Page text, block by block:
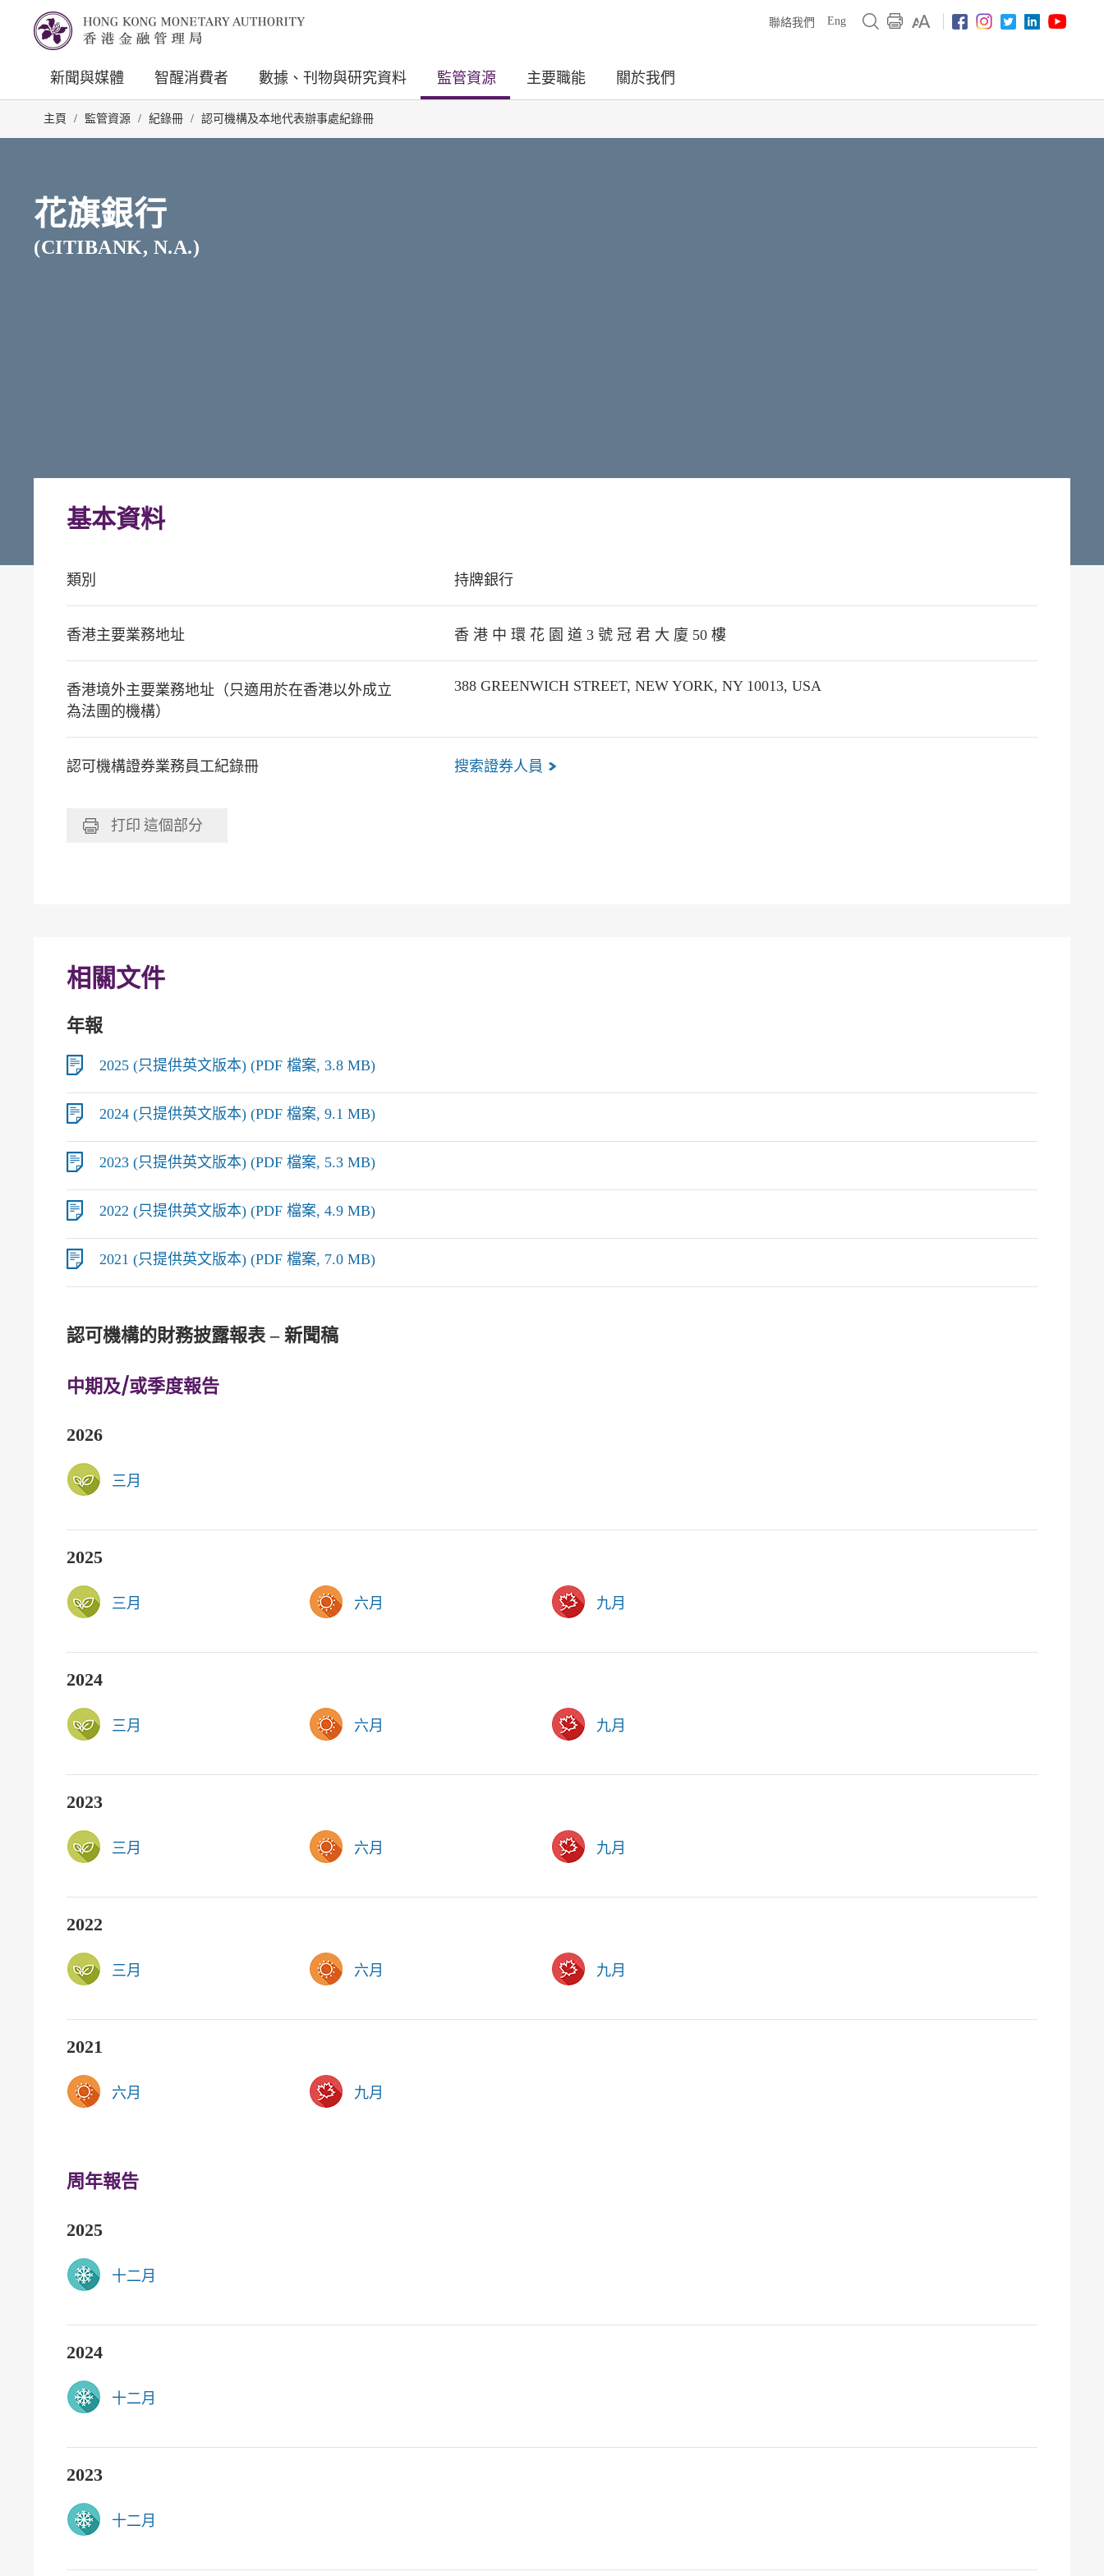
聯絡我們 Eng
新聞與媒體 智醒消費者 數據、刊物與研究資料 監管資源 主要職能 關於我們
主頁 / 監管資源 / 紀錄冊 / 認可機構及本地代表辦事處紀錄冊
花旗銀行
(CITIBANK, N.A.)
基本資料
類別 持牌銀行
香港主要業務地址 香 港 中 環 花 園 道 3 號 冠 君 大 廈 50 樓
香港境外主要業務地址（只適用於在香港以外成立
為法團的機構）
388 GREENWICH STREET, NEW YORK, NY 10013, USA
認可機構證券業務員工紀錄冊 搜索證券人員
打印 這個部分
相關文件
年報
2025 (只提供英文版本) (PDF 檔案, 3.8 MB)
2024 (只提供英文版本) (PDF 檔案, 9.1 MB)
2023 (只提供英文版本) (PDF 檔案, 5.3 MB)
2022 (只提供英文版本) (PDF 檔案, 4.9 MB)
2021 (只提供英文版本) (PDF 檔案, 7.0 MB)
認可機構的財務披露報表 – 新聞稿
中期及/或季度報告
2026
三月
2025
三月 六月 九月
2024
三月 六月 九月
2023
三月 六月 九月
2022
三月 六月 九月
2021
六月 九月
周年報告
2025
十二月
2024
十二月
2023
十二月